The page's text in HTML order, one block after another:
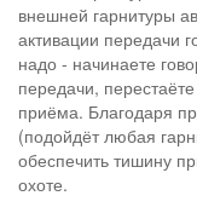
внешней гарнитуры
активации передачи
надо - начинаете
передачи,
приёма. Благодаря
(подойдёт любая
обеспечить тишину
охоте.